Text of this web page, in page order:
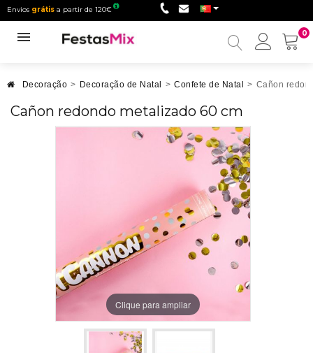
Envios grátis a partir de 120€
0
Minha
Decoração > Decoração de Natal > Confete de Natal > Cañon
Cañon redondo metalizado 60 cm
Clique para ampliar